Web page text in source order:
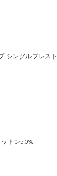
シングルブレス
トン50%